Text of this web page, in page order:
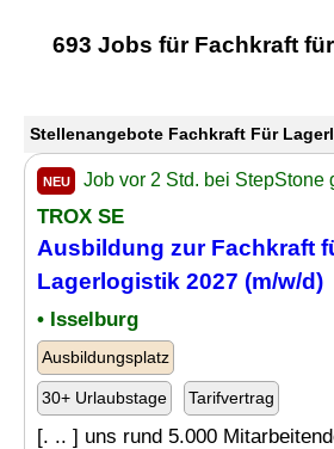
693 Jobs für Fachkraft
Stellenangebote Fachkraft Für
NEU Job vor 2 Std. bei StepStone
TROX SE
Ausbildung zur Fachkraft
Lagerlogistik 2027 (m/w/d)
• Isselburg
Ausbildungsplatz
30+ Urlaubstage Tarifvertrag
[. .. ] uns rund 5.000